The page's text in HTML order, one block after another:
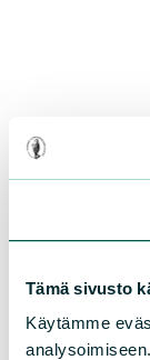
Tämä sivusto
Käytämme